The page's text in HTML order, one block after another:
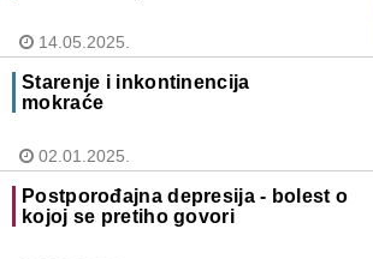
14.05.2025.
Starenje i inkontinencija
mokraće
02.01.2025.
Postporođajna depresija - bolest o
kojoj se pretiho govori